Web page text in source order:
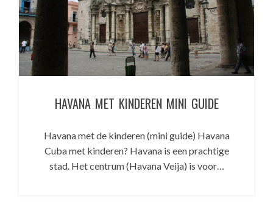
HAVANA MET KINDEREN MINI GUIDE
Havana met de kinderen (mini guide) Havana
Cuba met kinderen? Havana is een prachtige
stad. Het centrum (Havana Veija) is voor…